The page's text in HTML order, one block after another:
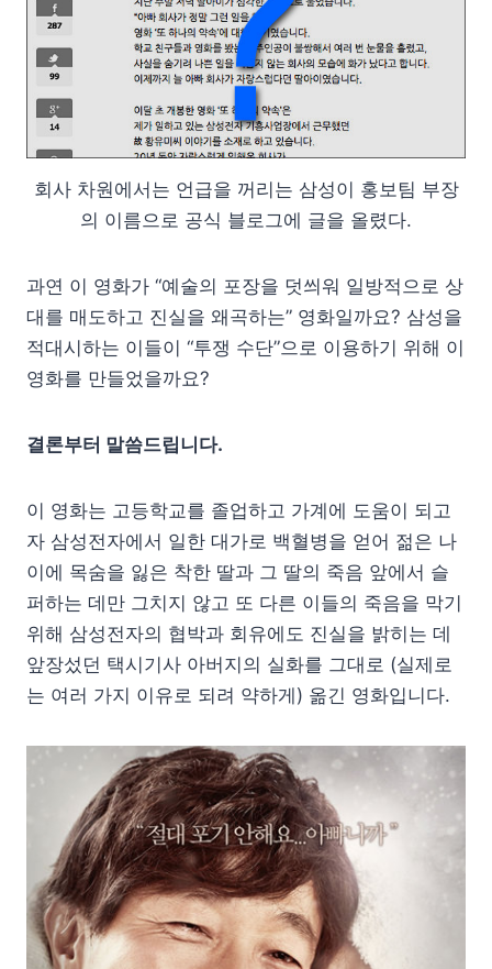
회사 차원에서는 언급을 꺼리는 삼성이 홍보팀 부장
의 이름으로 공식 블로그에 글을 올렸다.
과연 이 영화가 “예술의 포장을 덧씌워 일방적으로 상
대를 매도하고 진실을 왜곡하는” 영화일까요? 삼성을
적대시하는 이들이 “투쟁 수단”으로 이용하기 위해 이
영화를 만들었을까요?
결론부터 말씀드립니다.
이 영화는 고등학교를 졸업하고 가계에 도움이 되고
자 삼성전자에서 일한 대가로 백혈병을 얻어 젊은 나
이에 목숨을 잃은 착한 딸과 그 딸의 죽음 앞에서 슬
퍼하는 데만 그치지 않고 또 다른 이들의 죽음을 막기
위해 삼성전자의 협박과 회유에도 진실을 밝히는 데
앞장섰던 택시기사 아버지의 실화를 그대로 (실제로
는 여러 가지 이유로 되려 약하게) 옮긴 영화입니다.